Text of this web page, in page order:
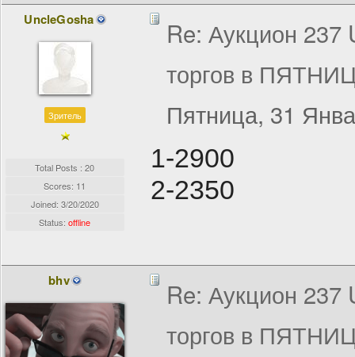
UncleGosha
Зритель
Total Posts : 20
Scores: 11
Joined: 3/20/2020
Status:offline
Re: Аукцион 237
торгов в
Пятница, 31
1-2900
2-2350
bhv
Re: Аукцион 237
торгов в